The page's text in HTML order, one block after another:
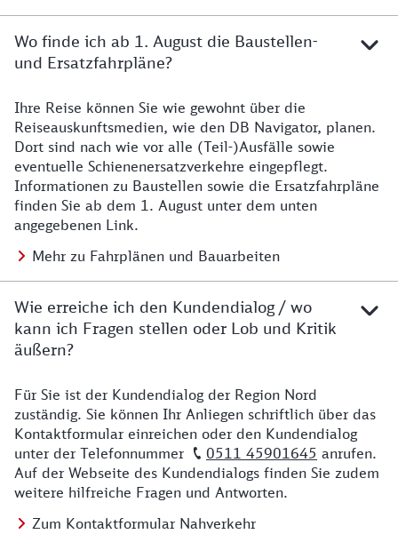
Wo finde ich ab 1. August die Baustellen-
und Ersatzfahrpläne?
Details zu Baustelle
Ihre Reise können Sie wie gewohnt über die
Reiseauskunftsmedien, wie den DB Navigator, planen.
Dort sind nach wie vor alle (Teil-)Ausfälle sowie
eventuelle Schienenersatzverkehre eingepflegt.
Informationen zu Baustellen sowie die Ersatzfahrpläne
finden Sie ab dem 1. August unter dem unten
angegebenen Link.
Mehr zu Fahrplänen und Bauarbeiten
Wie erreiche ich den Kundendialog / wo
kann ich Fragen stellen oder Lob und Kritik
äußern?
Details zu Kontakt
Für Sie ist der Kundendialog der Region Nord
zuständig. Sie können Ihr Anliegen schriftlich über das
Kontaktformular einreichen oder den Kundendialog
unter der Telefonnummer
0511 45901645 anrufen.
Auf der Webseite des Kundendialogs finden Sie zudem
weitere hilfreiche Fragen und Antworten.
Zum Kontaktformular Nahverkehr